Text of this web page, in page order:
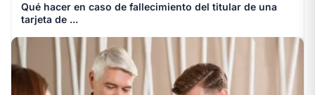
Qué hacer en caso de fallecimiento del titular de una
tarjeta de ...